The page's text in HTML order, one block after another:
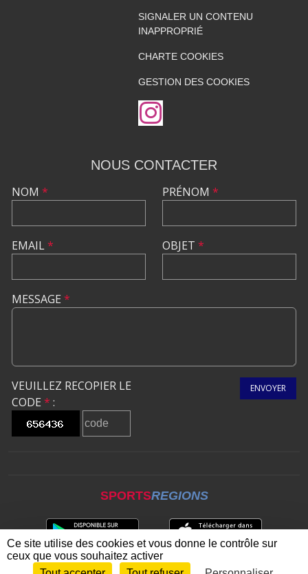
SIGNALER UN CONTENU
INAPPROPRIÉ
CHARTE COOKIES
GESTION DES COOKIES
NOUS CONTACTER
NOM *
EMAIL*
PRÉNOM *
OBJET *
MESSAGE *
VEUILLEZ RECOPIER LE
CODE * :
ENVOYER
SPORTSREGIONS
Ce site utilise des cookies et vous donne le contrôle sur
ceux que vous souhaitez activer